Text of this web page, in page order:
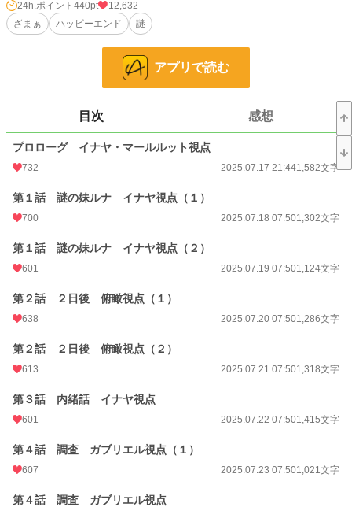
恋愛 1,878 位 / 66,405 件
25,394
更新日時 2025.08.07 07:40
初回公開日時
初回完結日時 2025.08.11 20:54
週間ポイント
月間ポイント 12,588 pt (3,671 位)
年間ポイント
累計ポイント 378,478 pt (12,902 位)
24h.ポイント 440pt
12,632
ざまぁ
ハッピーエンド 謎
アプリで読む
目次 感想
プロローグ イナヤ・マールルット視点
732 2025.07.17 21:441,582文字
第１話 謎の妹ルナ イナヤ視点（１）
700 2025.07.18 07:501,302文字
第１話 謎の妹ルナ イナヤ視点（２）
601 2025.07.19 07:501,124文字
第２話 ２日後 俯瞰視点（１）
638 2025.07.20 07:501,286文字
第２話 ２日後 俯瞰視点（２）
613 2025.07.21 07:501,318文字
第３話 内緒話 イナヤ視点
601 2025.07.22 07:501,415文字
第４話 調査 ガブリエル視点（１）
607 2025.07.23 07:501,021文字
第４話 調査 ガブリエル視点